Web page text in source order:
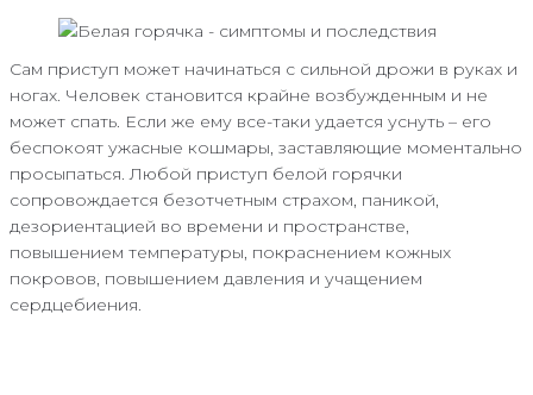
Сам приступ может начинаться с сильной дрожи в руках и
ногах. Человек становится крайне возбужденным и не
может спать. Если же ему все-таки удается уснуть – его
беспокоят ужасные кошмары, заставляющие моментально
просыпаться. Любой приступ белой горячки
сопровождается безотчетным страхом, паникой,
дезориентацией во времени и пространстве,
повышением температуры, покраснением кожных
покровов, повышением давления и учащением
сердцебиения.